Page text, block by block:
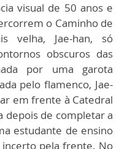
visual de 50 anos e
o Caminho de
velha, Jae-han, só
obscuros das
por uma garota
pelo flamenco, Jae-
em frente à Catedral
depois de completar a
estudante de ensino
pela frente. No